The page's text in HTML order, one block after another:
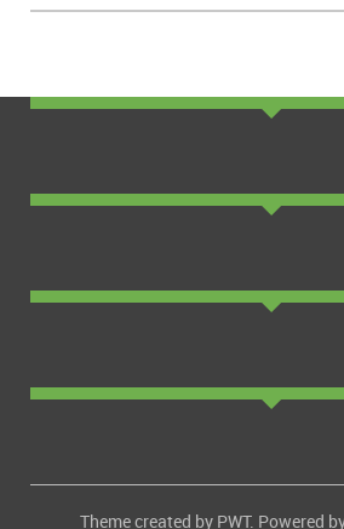
Theme created by PWT. Powered